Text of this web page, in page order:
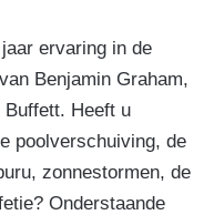
ervaring in de
Benjamin Graham,
Heeft u
poolverschuiving, de
zonnestormen, de
Onderstaande